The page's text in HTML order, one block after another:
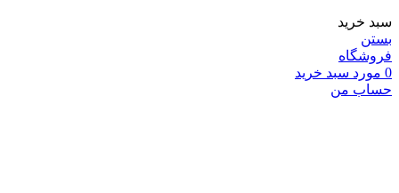
سبد خرید
بستن
فروشگاه
0 مورد سبد خرید
حساب من